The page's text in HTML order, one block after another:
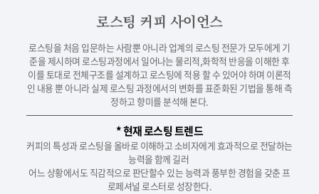
로스팅 커피 사이언스
로스팅을 처음 입문하는 사람뿐 아니라 업계의 로스팅 전문가 모두에게 기
준을 제시하며 로스팅과정에서 일어나는 물리적,화학적 반응을 이해한 후
이를 토대로 전체구조를 설계하고 로스팅에 적용 할 수 있어야 하며 이론적
인 내용 뿐 아니라 실제 로스팅 과정에서의 변화를 표준화된 기법을 통해 측
정하고 향미를 분석해 본다.
* 현재 로스팅 트렌드
커피의 특성과 로스팅을 올바로 이해하고 소비자에게 효과적으로 전달하는
능력을 함께 길러
어느 상황에서도 직감적으로 판단할수 있는 능력과 풍부한 경험을 갖춘 프
로페셔널 로스터로 성장한다.